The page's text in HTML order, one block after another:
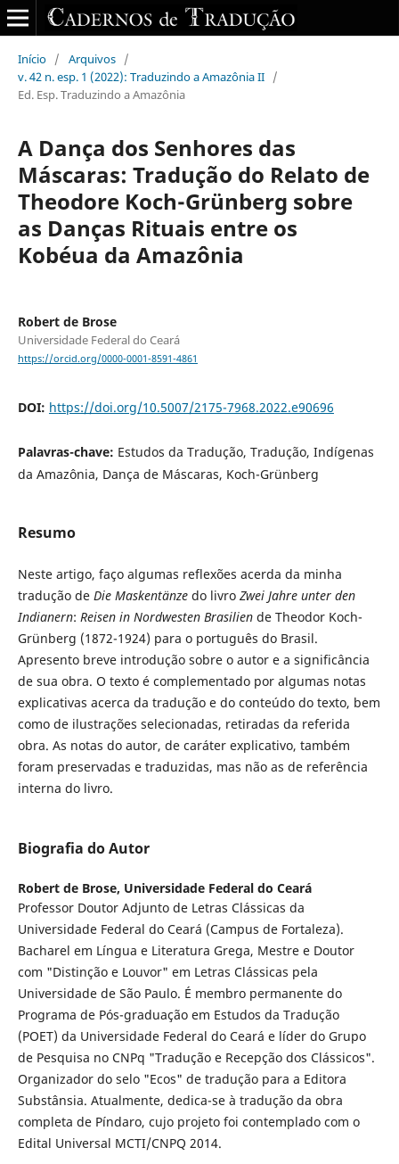
Início / Arquivos /
v. 42 n. esp. 1 (2022): Traduzindo a Amazônia II /
Ed. Esp. Traduzindo a Amazônia
A Dança dos Senhores das
Máscaras: Tradução do Relato de
Theodore Koch-Grünberg sobre
as Danças Rituais entre os
Kobéua da Amazônia
Robert de Brose
Universidade Federal do Ceará
https://orcid.org/0000-0001-8591-4861
DOI: https://doi.org/10.5007/2175-7968.2022.e90696
Palavras-chave: Estudos da Tradução, Tradução, Indígenas
da Amazônia, Dança de Máscaras, Koch-Grünberg
Resumo
Neste artigo, faço algumas reflexões acerda da minha
tradução de Die Maskentänzedo livro Zwei Jahre unter den
Indianern: Reisen in Nordwesten Brasiliende Theodor Koch-
Grünberg (1872-1924) para o português do Brasil.
Apresento breve introdução sobre o autor e a significância
de sua obra. O texto é complementado por algumas notas
explicativas acerca da tradução e do conteúdo do texto, bem
como de ilustrações selecionadas, retiradas da referida
obra. As notas do autor, de caráter explicativo, também
foram preservadas e traduzidas, mas não as de referência
interna do livro.
Biografia do Autor
Robert de Brose, Universidade Federal do Ceará
Professor Doutor Adjunto de Letras Clássicas da
Universidade Federal do Ceará (Campus de Fortaleza).
Bacharel em Língua e Literatura Grega, Mestre e Doutor
com "Distinção e Louvor" em Letras Clássicas pela
Universidade de São Paulo. É membro permanente do
Programa de Pós-graduação em Estudos da Tradução
(POET) da Universidade Federal do Ceará e líder do Grupo
de Pesquisa no CNPq "Tradução e Recepção dos Clássicos".
Organizador do selo "Ecos" de tradução para a Editora
Substânsia. Atualmente, dedica-se à tradução da obra
completa de Píndaro, cujo projeto foi contemplado com o
Edital Universal MCTI/CNPQ 2014.